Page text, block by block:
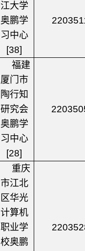
江大学
奥鹏学
习中心
[38]
福建
厦门市
陶行知
研究会
奥鹏学
习中心
[28]
重庆
市江北
区华光
计算机
职业学
校奥鹏